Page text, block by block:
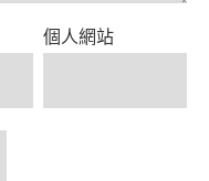
個人網站